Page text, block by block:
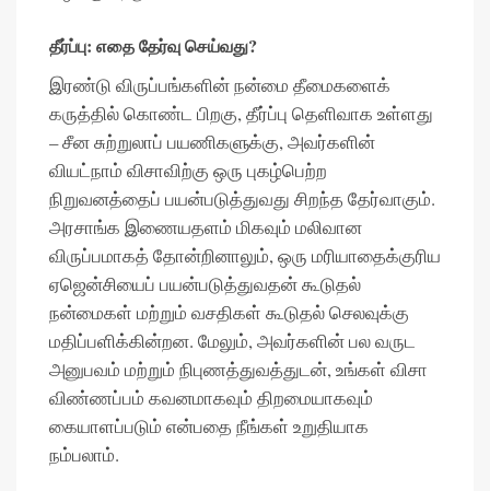
தீர்ப்பு: எதை தேர்வு செய்வது?
இரண்டு விருப்பங்களின் நன்மை தீமைகளைக்
கருத்தில் கொண்ட பிறகு, தீர்ப்பு தெளிவாக உள்ளது
– சீன சுற்றுலாப் பயணிகளுக்கு, அவர்களின்
வியட்நாம் விசாவிற்கு ஒரு புகழ்பெற்ற
நிறுவனத்தைப் பயன்படுத்துவது சிறந்த தேர்வாகும்.
அரசாங்க இணையதளம் மிகவும் மலிவான
விருப்பமாகத் தோன்றினாலும், ஒரு மரியாதைக்குரிய
ஏஜென்சியைப் பயன்படுத்துவதன் கூடுதல்
நன்மைகள் மற்றும் வசதிகள் கூடுதல் செலவுக்கு
மதிப்பளிக்கின்றன. மேலும், அவர்களின் பல வருட
அனுபவம் மற்றும் நிபுணத்துவத்துடன், உங்கள் விசா
விண்ணப்பம் கவனமாகவும் திறமையாகவும்
கையாளப்படும் என்பதை நீங்கள் உறுதியாக
நம்பலாம்.